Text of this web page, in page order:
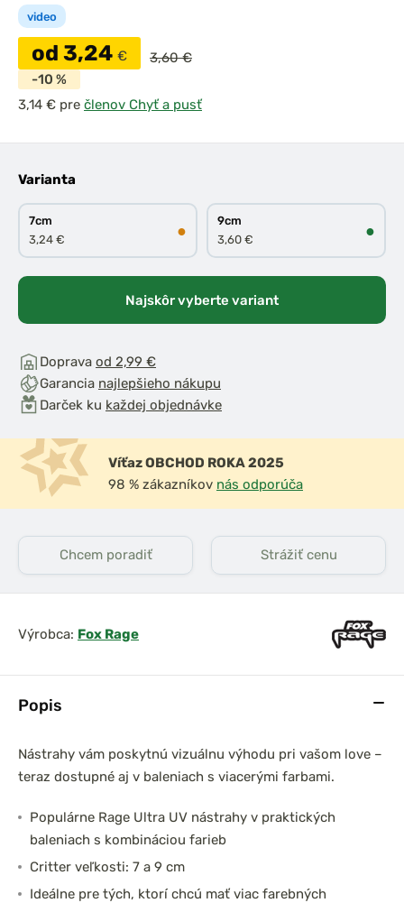
Popis
Nástrahy vám poskytnú vizuálnu výhodu pri vašom love –
teraz dostupné aj v baleniach s viacerými farbami.
Populárne Rage Ultra UV nástrahy v praktických
baleniach s kombináciou farieb
Critter veľkosti: 7 a 9 cm
Ideálne pre tých, ktorí chcú mať viac farebných
video
od 3,24 €
3,60 €
-10 %
pre členov Chyť a pusť
Varianta
7cm
3,24 €
●
9cm
3,60 €
●
Najskôr vyberte variant
Doprava od 2,99 €
Garancia najlepšieho nákupu
Darček ku každej objednávke
Víťaz OBCHOD ROKA 2025
98 % zákazníkov nás odporúča
Chcem poradiť Strážiť cenu
Výrobca: Fox Rage